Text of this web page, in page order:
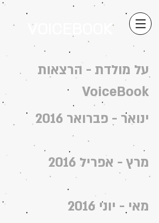
VOICEBOOK
על מולדת - הרצאות
VoiceBook
ינואר - פברואר 2016
מרץ - אפריל 2016
מאי - יוני 2016